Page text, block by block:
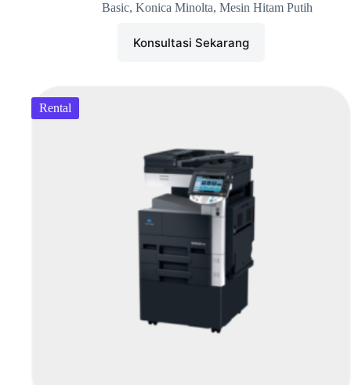
Basic, Konica Minolta, Mesin Hitam Putih
Konsultasi Sekarang
Rental